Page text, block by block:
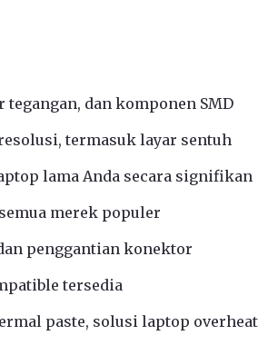
dan komponen SMD
termasuk layar sentuh
lama Anda secara signifikan
merek populer
penggantian konektor
tersedia
paste, solusi laptop overheat